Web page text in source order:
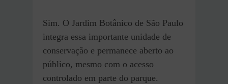
Sim. O Jardim Botânico de São Paulo
integra essa importante unidade de
conservação e permanece aberto ao
público, mesmo com o acesso
controlado em parte do parque.